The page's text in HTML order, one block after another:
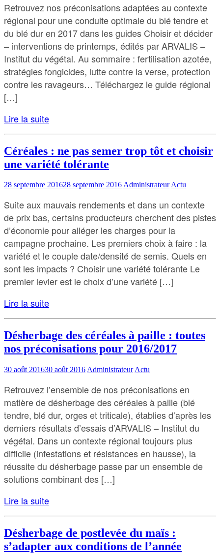
Retrouvez nos préconisations adaptées au contexte
régional pour une conduite optimale du blé tendre et
du blé dur en 2017 dans les guides Choisir et décider
– interventions de printemps, édités par ARVALIS –
Institut du végétal. Au sommaire : fertilisation azotée,
stratégies fongicides, lutte contre la verse, protection
contre les ravageurs… Téléchargez le guide régional
[…]
Lire la suite
Céréales : ne pas semer trop tôt et choisir
une variété tolérante
28 septembre 201628 septembre 2016AdministrateurActu
Suite aux mauvais rendements et dans un contexte
de prix bas, certains producteurs cherchent des pistes
d’économie pour alléger les charges pour la
campagne prochaine. Les premiers choix à faire : la
variété et le couple date/densité de semis. Quels en
sont les impacts ? Choisir une variété tolérante Le
premier levier est le choix d’une variété […]
Lire la suite
Désherbage des céréales à paille : toutes
nos préconisations pour 2016/2017
30 août 201630 août 2016 Administrateur Actu
Retrouvez l’ensemble de nos préconisations en
matière de désherbage des céréales à paille (blé
tendre, blé dur, orges et triticale), établies d’après les
derniers résultats d’essais d’ARVALIS – Institut du
végétal. Dans un contexte régional toujours plus
difficile (infestations et résistances en hausse), la
réussite du désherbage passe par un ensemble de
solutions combinant des […]
Lire la suite
Désherbage de postlevée du maïs :
s’adapter aux conditions de l’année